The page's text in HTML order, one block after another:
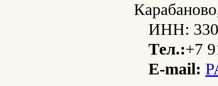
ИНН:
Тел.:+7
E-mail: